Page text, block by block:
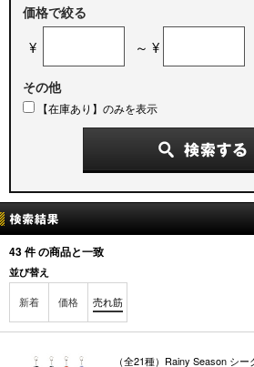
価格で絞る
¥ ～ ¥
その他
【在庫あり】のみを表示
43件 の商品と一致
並び替え
新着 価格 売れ筋
（全21種）Rainy Season シ